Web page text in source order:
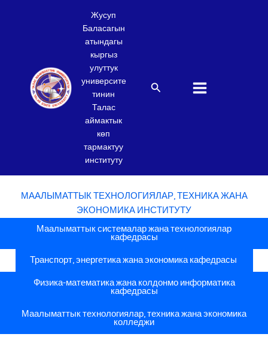
Жусуп
Баласагын
атындагы
кыргыз
улуттук
университе
тинин
Талас
аймактык
көп
тармактуу
институту
Search
МААЛЫМАТТЫК ТЕХНОЛОГИЯЛАР, ТЕХНИКА ЖАНА
ЭКОНОМИКА ИНСТИТУТУ
Маалыматтык системалар жана технологиялар
кафедрасы
Транспорт, энергетика жана экономика кафедрасы
Физика-математика жана колдонмо информатика
кафедрасы
Маалыматтык технологиялар, техника жана экономика
колледжи